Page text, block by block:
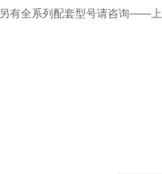
另有全系列配套型号请咨询——